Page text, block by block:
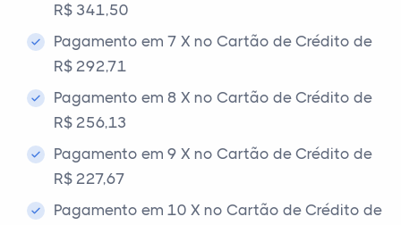
R$ 341,50
Pagamento em 7 X no Cartão de Crédito de
R$ 292,71
Pagamento em 8 X no Cartão de Crédito de
R$ 256,13
Pagamento em 9 X no Cartão de Crédito de
R$ 227,67
Pagamento em 10 X no Cartão de Crédito de